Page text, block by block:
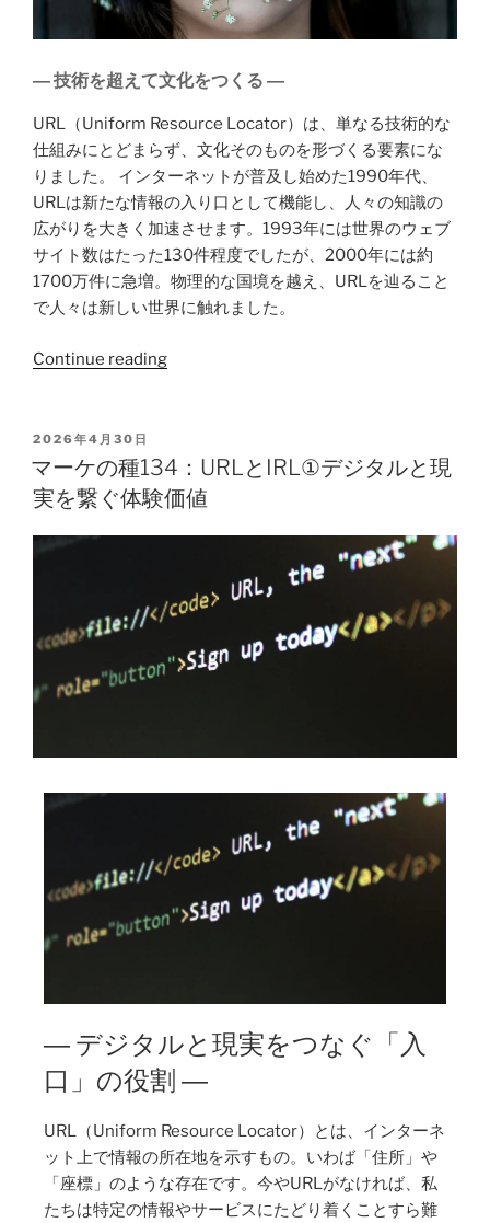
― 技術を超えて文化をつくる ―
URL（Uniform Resource Locator）は、単なる技術的な
仕組みにとどまらず、文化そのものを形づくる要素にな
りました。 インターネットが普及し始めた1990年代、
URLは新たな情報の入り口として機能し、人々の知識の
広がりを大きく加速させます。1993年には世界のウェブ
サイト数はたった130件程度でしたが、2000年には約
1700万件に急増。物理的な国境を越え、URLを辿ること
で人々は新しい世界に触れました。
Continue reading
2026年4月30日
マーケの種134：URLとIRL①デジタルと現
実を繋ぐ体験価値
― デジタルと現実をつなぐ「入
口」の役割 ―
URL（Uniform Resource Locator）とは、インターネ
ット上で情報の所在地を示すもの。いわば「住所」や
「座標」のような存在です。今やURLがなければ、私
たちは特定の情報やサービスにたどり着くことすら難